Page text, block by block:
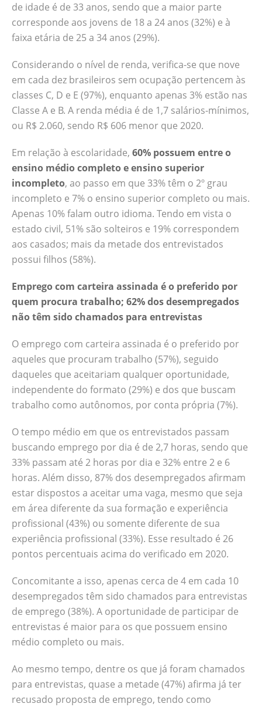
de idade é de 33 anos, sendo que a maior parte
corresponde aos jovens de 18 a 24 anos (32%) e à
faixa etária de 25 a 34 anos (29%).
Considerando o nível de renda, verifica-se que nove
em cada dez brasileiros sem ocupação pertencem às
classes C, D e E (97%), enquanto apenas 3% estão nas
Classe A e B. A renda média é de 1,7 salários-mínimos,
ou R$ 2.060, sendo R$ 606 menor que 2020.
Em relação à escolaridade, 60% possuem entre o
ensino médio completo e ensino superior
incompleto, ao passo em que 33% têm o 2º grau
incompleto e 7% o ensino superior completo ou mais.
Apenas 10% falam outro idioma. Tendo em vista o
estado civil, 51% são solteiros e 19% correspondem
aos casados; mais da metade dos entrevistados
possui filhos (58%).
Emprego com carteira assinada é o preferido por
quem procura trabalho; 62% dos desempregados
não têm sido chamados para entrevistas
O emprego com carteira assinada é o preferido por
aqueles que procuram trabalho (57%), seguido
daqueles que aceitariam qualquer oportunidade,
independente do formato (29%) e dos que buscam
trabalho como autônomos, por conta própria (7%).
O tempo médio em que os entrevistados passam
buscando emprego por dia é de 2,7 horas, sendo que
33% passam até 2 horas por dia e 32% entre 2 e 6
horas. Além disso, 87% dos desempregados afirmam
estar dispostos a aceitar uma vaga, mesmo que seja
em área diferente da sua formação e experiência
profissional (43%) ou somente diferente de sua
experiência profissional (33%). Esse resultado é 26
pontos percentuais acima do verificado em 2020.
Concomitante a isso, apenas cerca de 4 em cada 10
desempregados têm sido chamados para entrevistas
de emprego (38%). A oportunidade de participar de
entrevistas é maior para os que possuem ensino
médio completo ou mais.
Ao mesmo tempo, dentre os que já foram chamados
para entrevistas, quase a metade (47%) afirma já ter
recusado proposta de emprego, tendo como